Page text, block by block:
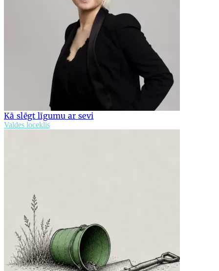
Kā slēgt līgumu ar sevi
Valdes loceklis